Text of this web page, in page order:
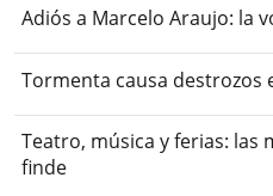
Adiós a Marcelo Araujo: la
Tormenta causa destrozos
Teatro, música y ferias: las
finde